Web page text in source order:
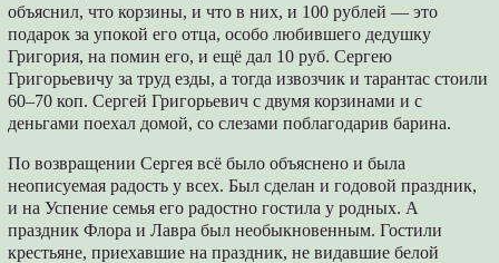
объяснил, что корзины, и что в них, и 100 рублей — это
подарок за упокой его отца, особо любившего дедушку
Григория, на помин его, и ещё дал 10 руб. Сергею
Григорьевичу за труд езды, а тогда извозчик и тарантас стоили
60–70 коп. Сергей Григорьевич с двумя корзинами и с
деньгами поехал домой, со слезами поблагодарив барина.
По возвращении Сергея всё было объяснено и была
неописуемая радость у всех. Был сделан и годовой праздник,
и на Успение семья его радостно гостила у родных. А
праздник Флора и Лавра был необыкновенным. Гостили
крестьяне, приехавшие на праздник, не видавшие белой